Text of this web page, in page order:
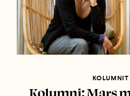
KOLUMNIT
Kolumni: Mars